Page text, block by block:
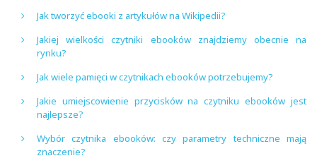
Jak tworzyć ebooki z artykułów na Wikipedii?
Jakiej wielkości czytniki ebooków znajdziemy obecnie na
rynku?
Jak wiele pamięci w czytnikach ebooków potrzebujemy?
Jakie umiejscowienie przycisków na czytniku ebooków jest
najlepsze?
Wybór czytnika ebooków: czy parametry techniczne mają
znaczenie?